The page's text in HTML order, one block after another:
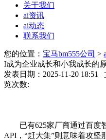
关于我们
ai资讯
ai动态
联系我们
您的位置： 宝马bm555公司 >
I成为企业成长和小我成长的
发表日期：2025-11-20
览次数:
已有625家厂商通过百度
API，“赶大集”则意味着攻坚